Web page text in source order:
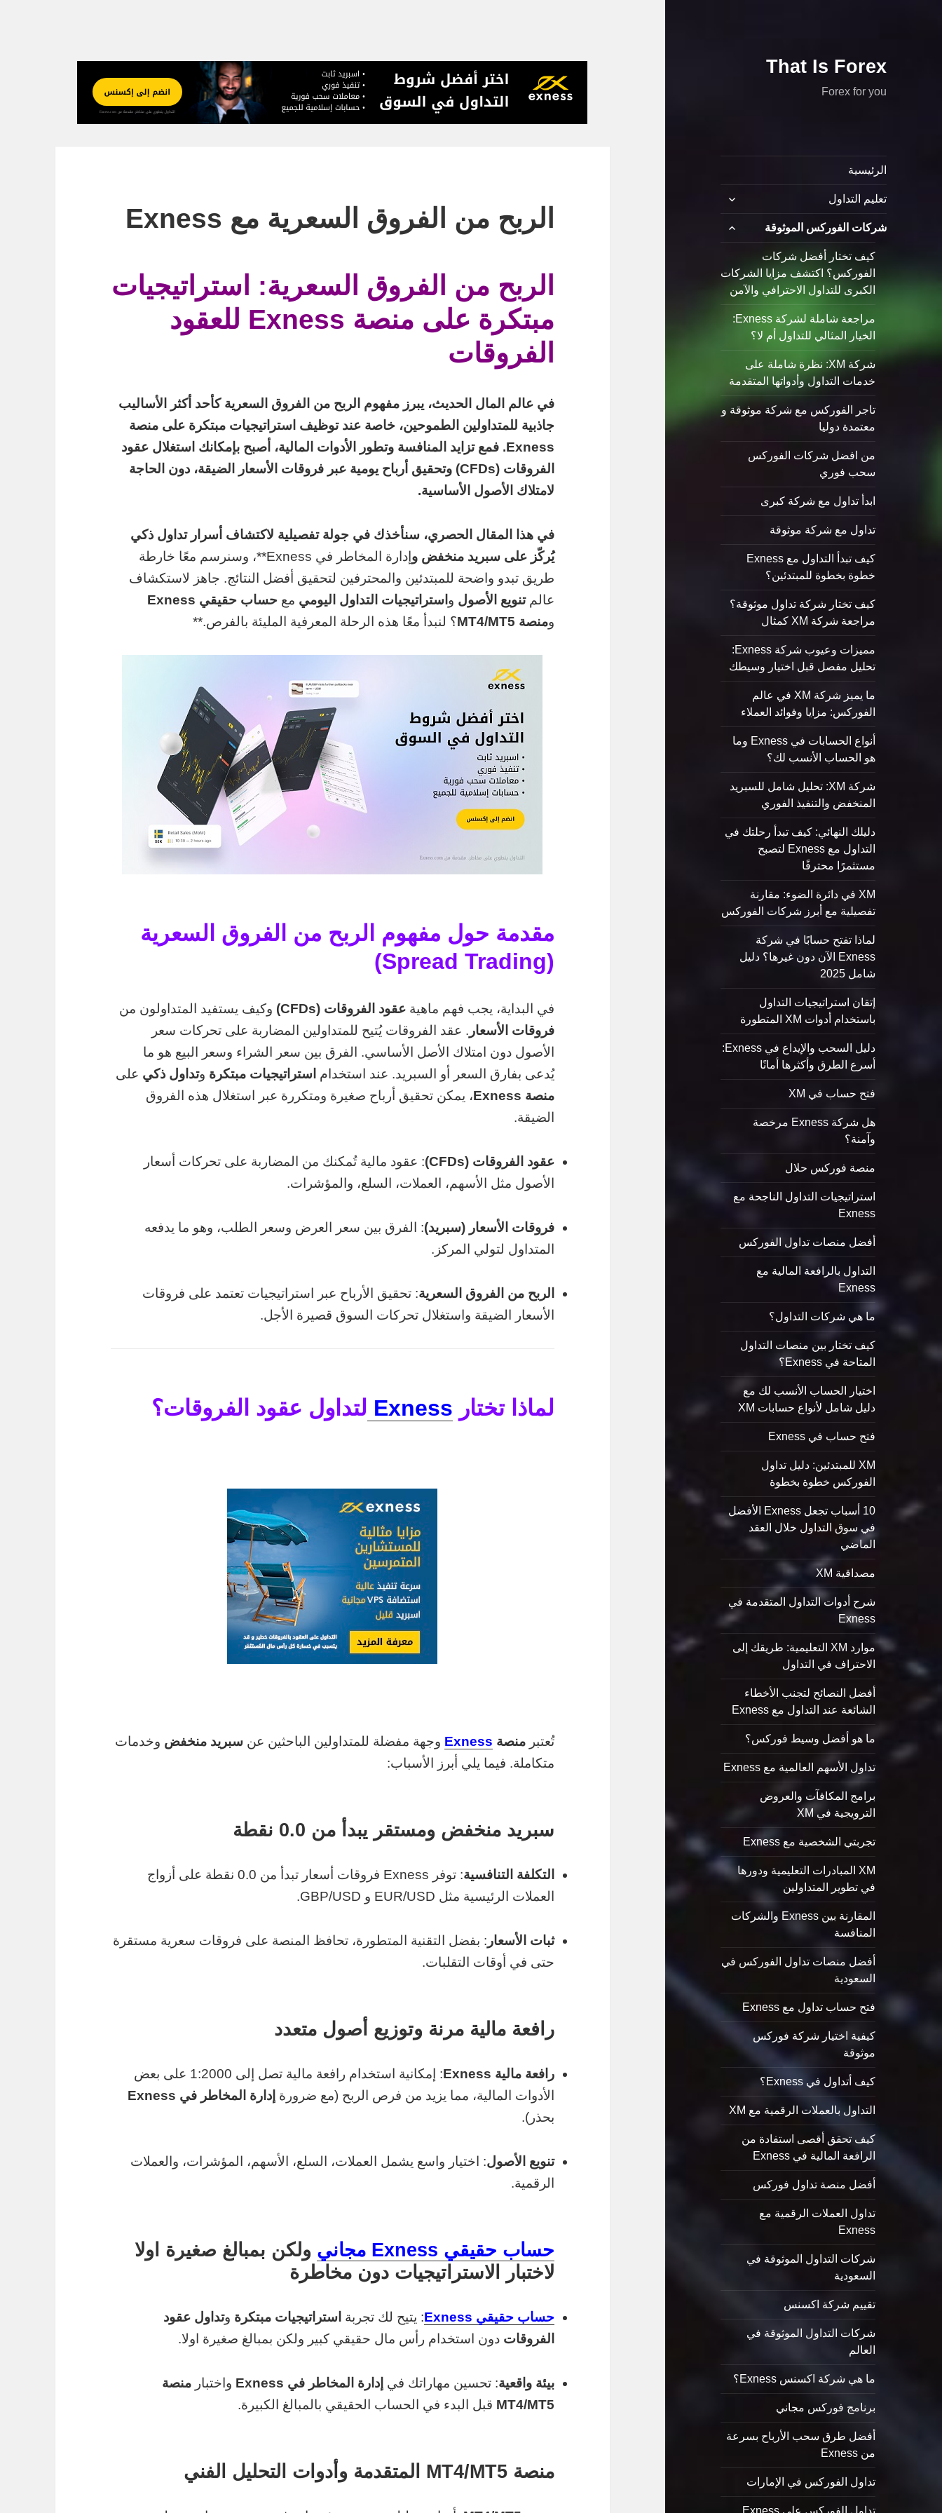
That Is Forex
Forex for you
الرئيسية
تعليم التداول
شركات الفوركس الموثوقة
كيف تختار أفضل شركات
الفوركس؟ اكتشف مزايا الشركات
الكبرى للتداول الاحترافي والآمن
مراجعة شاملة لشركة Exness:
الخيار المثالي للتداول أم لا؟
شركة XM: نظرة شاملة على
خدمات التداول وأدواتها المتقدمة
تاجر الفوركس مع شركة موثوقة و
معتمدة دوليا
من افضل شركات الفوركس
سحب فوري
ابدأ تداول مع شركة كبرى
تداول مع شركة موثوقة
كيف تبدأ التداول مع Exness
خطوة بخطوة للمبتدئين؟
كيف تختار شركة تداول موثوقة؟
مراجعة شركة XM كمثال
مميزات وعيوب شركة Exness:
تحليل مفصل قبل اختيار وسيطك
ما يميز شركة XM في عالم
الفوركس: مزايا وفوائد العملاء
أنواع الحسابات في Exness وما
هو الحساب الأنسب لك؟
شركة XM: تحليل شامل للسبريد
المنخفض والتنفيذ الفوري
دليلك النهائي: كيف تبدأ رحلتك في
التداول مع Exness لتصبح
مستثمرًا محترفًا
XM في دائرة الضوء: مقارنة
تفصيلية مع أبرز شركات الفوركس
لماذا تفتح حسابًا في شركة
Exness الآن دون غيرها؟ دليل
شامل 2025
إتقان استراتيجيات التداول
باستخدام أدوات XM المتطورة
دليل السحب والإيداع في Exness:
أسرع الطرق وأكثرها أمانًا
فتح حساب في XM
هل شركة Exness مرخصة
وآمنة؟
منصة فوركس حلال
استراتيجيات التداول الناجحة مع
Exness
أفضل منصات تداول الفوركس
التداول بالرافعة المالية مع
Exness
ما هي شركات التداول؟
كيف تختار بين منصات التداول
المتاحة في Exness؟
اختيار الحساب الأنسب لك مع
دليل شامل لأنواع حسابات XM
فتح حساب في Exness
XM للمبتدئين: دليل تداول
الفوركس خطوة بخطوة
10 أسباب تجعل Exness الأفضل
في سوق التداول خلال العقد
الماضي
مصداقية XM
شرح أدوات التداول المتقدمة في
Exness
موارد XM التعليمية: طريقك إلى
الاحتراف في التداول
أفضل النصائح لتجنب الأخطاء
الشائعة عند التداول مع Exness
ما هو أفضل وسيط فوركس؟
تداول الأسهم العالمية مع Exness
برامج المكافآت والعروض
الترويجية في XM
تجربتي الشخصية مع Exness
XM المبادرات التعليمية ودورها
في تطوير المتداولين
المقارنة بين Exness والشركات
المنافسة
أفضل منصات تداول الفوركس في
السعودية
فتح حساب تداول مع Exness
كيفية اختيار شركة فوركس
موثوقة
كيف أتداول في Exness؟
التداول بالعملات الرقمية مع XM
كيف تحقق أقصى استفادة من
الرافعة المالية في Exness
أفضل منصة تداول فوركس
تداول العملات الرقمية مع
Exness
شركات التداول الموثوقة في
السعودية
تقييم شركة اكسنس
شركات التداول الموثوقة في
العالم
ما هي شركة اكسنس Exness؟
برنامج فوركس مجاني
أفضل طرق سحب الأرباح بسرعة
من Exness
تداول الفوركس في الإمارات
تداول الفوركس على Exness
الربح من الفروق السعرية مع Exness
الربح من الفروق السعرية: استراتيجيات
مبتكرة على منصة Exness للعقود
الفروقات
في عالم المال الحديث، يبرز مفهوم الربح من الفروق السعرية كأحد أكثر الأساليب
جاذبية للمتداولين الطموحين، خاصة عند توظيف استراتيجيات مبتكرة على منصة
Exness. فمع تزايد المنافسة وتطور الأدوات المالية، أصبح بإمكانك استغلال عقود
الفروقات (CFDs) وتحقيق أرباح يومية عبر فروقات الأسعار الضيقة، دون الحاجة
لامتلاك الأصول الأساسية.
في هذا المقال الحصري، سنأخذك في جولة تفصيلية لاكتشاف أسرار تداول ذكي
يُركّز على سبريد منخفض و
إدارة المخاطر في Exness**، وسنرسم معًا خارطة
طريق تبدو واضحة للمبتدئين والمحترفين لتحقيق أفضل النتائج. جاهز لاستكشاف
عالمتنويع الأصول و استراتيجيات التداول اليومي معحساب حقيقي Exness
ومنصة MT4/MT5 ؟ لنبدأ معًا هذه الرحلة المعرفية المليئة بالفرص.**
مقدمة حول مفهوم الربح من الفروق السعرية
(Spread Trading)
في البداية، يجب فهم ماهيةعقود الفروقات (CFDs)
وكيف يستفيد المتداولون من
فروقات الأسعار . عقد الفروقات يُتيح للمتداولين المضاربة على تحركات سعر
الأصول دون امتلاك الأصل الأساسي. الفرق بين سعر الشراء وسعر البيع هو ما
يُدعى بفارق السعر أو السبريد. عند استخدام استراتيجيات مبتكرة وتداول ذكي على
منصة Exness
، يمكن تحقيق أرباح صغيرة ومتكررة عبر استغلال هذه الفروق
الضيقة.
عقود الفروقات (CFDs)
: عقود مالية تُمكنك من المضاربة على تحركات أسعار
الأصول مثل الأسهم، العملات، السلع، والمؤشرات.
فروقات الأسعار (سبريد): الفرق بين سعر العرض وسعر الطلب، وهو ما يدفعه
المتداول لتولي المركز.
الربح من الفروق السعرية: تحقيق الأرباح عبر استراتيجيات تعتمد على فروقات
الأسعار الضيقة واستغلال تحركات السوق قصيرة الأجل.
لماذا تختار Exness لتداول عقود الفروقات؟
تُعتبرمنصة Exness وجهة مفضلة للمتداولين الباحثين عنسبريد منخفض وخدمات
متكاملة. فيما يلي أبرز الأسباب:
سبريد منخفض ومستقر يبدأ من 0.0 نقطة
التكلفة التنافسية
: توفر Exness فروقات أسعار تبدأ من 0.0 نقطة على أزواج
العملات الرئيسية مثل EUR/USD و GBP/USD.
ثبات الأسعار : بفضل التقنية المتطورة، تحافظ المنصة على فروقات سعرية مستقرة
حتى في أوقات التقلبات.
رافعة مالية مرنة وتوزيع أصول متعدد
رافعة مالية Exness
: إمكانية استخدام رافعة مالية تصل إلى 1:2000 على بعض
الأدوات المالية، مما يزيد من فرص الربح (مع ضرورة إدارة المخاطر في Exness
بحذر).
تنويع الأصول: اختيار واسع يشمل العملات، السلع، الأسهم، المؤشرات، والعملات
الرقمية.
حساب حقيقي Exness مجاني
ولكن بمبالغ صغيرة اولا
لاختبار الاستراتيجيات دون مخاطرة
حساب حقيقي Exness : يتيح لك تجربة استراتيجيات مبتكرة وتداول عقود
الفروقات دون استخدام رأس مال حقيقي كبير ولكن بمبالغ صغيرة اولا.
بيئة واقعية: تحسين مهاراتك في إدارة المخاطر في Exness واختبارمنصة
MT4/MT5 قبل البدء في الحساب الحقيقي بالمبالغ الكبيرة.
منصة MT4/MT5 المتقدمة وأدوات التحليل الفني